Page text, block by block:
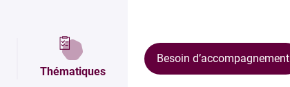
Thématiques
Besoin d’accompagnement